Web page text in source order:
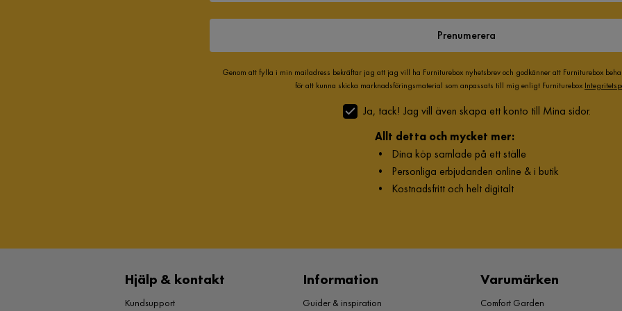
Prenumerera
Genom att fylla i min mailadress bekräftar jag att jag vill ha Furniturebox nyhetsbrev och godkänner att Furniturebox
för att kunna skicka marknadsföringsmaterial som anpassats till mig enligt Furniturebox
Ja, tack! Jag vill även skapa ett konto till Mina sidor.
Allt detta och mycket mer:
• Dina köp samlade på ett ställe
• Personliga erbjudanden online & i butik
• Kostnadsfritt och helt digitalt
Hjälp & kontakt
Kundsupport
Information
Guider & inspiration
Varumärken
Comfort Garden